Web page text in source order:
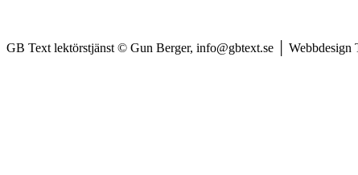
GB Text lektörstjänst © Gun Berger, info@gbtext.se │ Webbdesign